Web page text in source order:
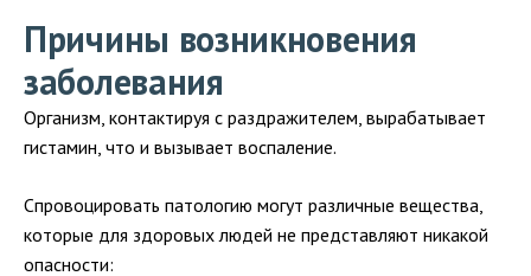
Причины возникновения
заболевания
Организм, контактируя с раздражителем, вырабатывает
гистамин, что и вызывает воспаление.
Спровоцировать патологию могут различные вещества,
которые для здоровых людей не представляют никакой
опасности: